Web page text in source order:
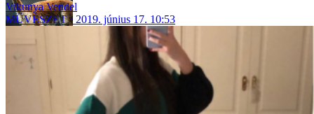
Vikunya Vendel
MŰVÉSZET
2019. június 17. 10:53